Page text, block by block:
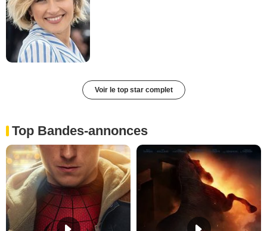
Voir le top star complet
Top Bandes-annonces